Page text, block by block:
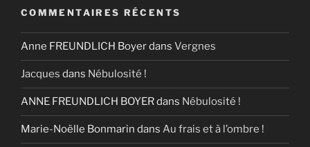
COMMENTAIRES RÉCENTS
Anne FREUNDLICH Boyerdans Vergnes
Jacques dans Nébulosité !
ANNE FREUNDLICH BOYERdans Nébulosité !
Marie-Noëlle Bonmarin dans Au frais et à l’ombre !